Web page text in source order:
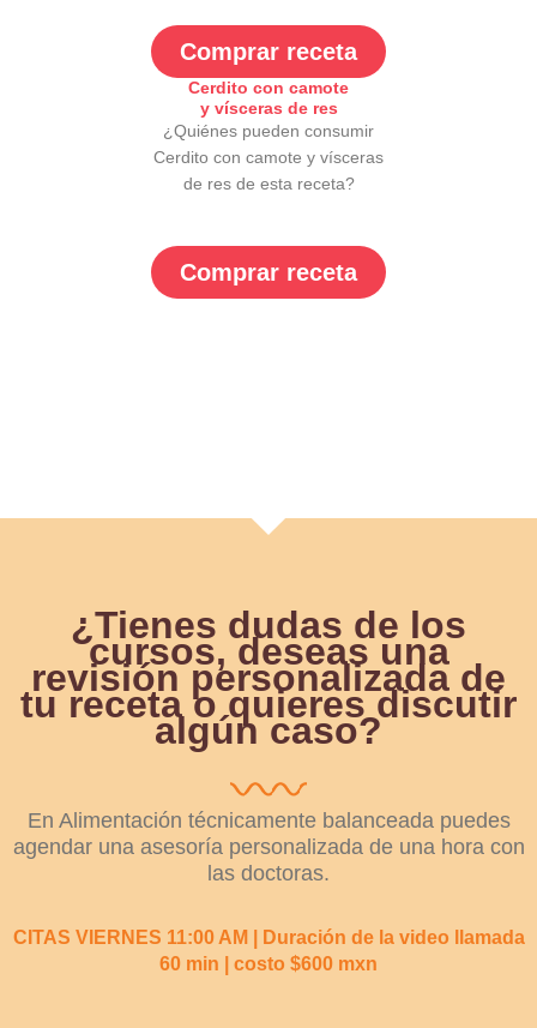
Comprar receta
Cerdito con camote
y vísceras de res
¿Quiénes pueden consumir
Cerdito con camote y vísceras
de res de esta receta?
Comprar receta
¿Tienes dudas de los
cursos, deseas una
revisión personalizada de
tu receta o quieres discutir
algún caso?
En Alimentación técnicamente balanceada puedes
agendar una asesoría personalizada de una hora con
las doctoras.
CITAS VIERNES 11:00 AM | Duración de la video llamada
60 min | costo $600 mxn